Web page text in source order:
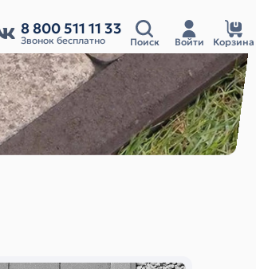
8 800 511 11 33
Звонок бесплатно Поиск Войти Корзина